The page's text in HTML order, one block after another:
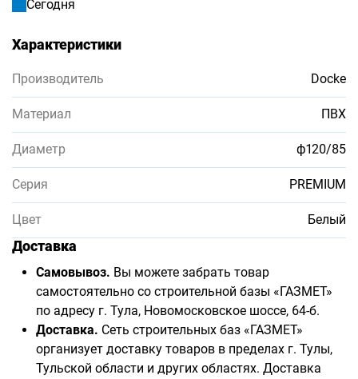
Сегодня
Характеристики
Производитель Docke
Материал ПВХ
Диаметр ф120/85
Серия PREMIUM
Цвет Белый
Доставка
Самовывоз. Вы можете забрать товар
самостоятельно со строительной базы «ГАЗМЕТ»
по адресу г. Тула, Новомосковское шоссе, 64-б.
Доставка. Сеть строительных баз «ГАЗМЕТ»
организует доставку товаров в пределах г. Тулы,
Тульской области и других областях. Доставка